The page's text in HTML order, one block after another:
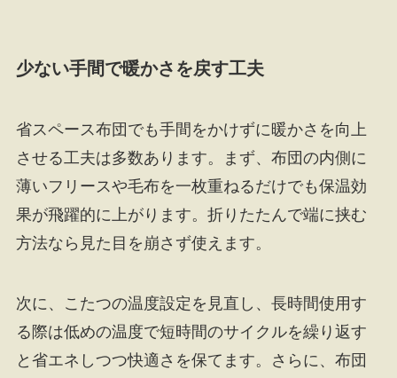
少ない手間で暖かさを戻す工夫
省スペース布団でも手間をかけずに暖かさを向上
させる工夫は多数あります。まず、布団の内側に
薄いフリースや毛布を一枚重ねるだけでも保温効
果が飛躍的に上がります。折りたたんで端に挟む
方法なら見た目を崩さず使えます。
次に、こたつの温度設定を見直し、長時間使用す
る際は低めの温度で短時間のサイクルを繰り返す
と省エネしつつ快適さを保てます。さらに、布団